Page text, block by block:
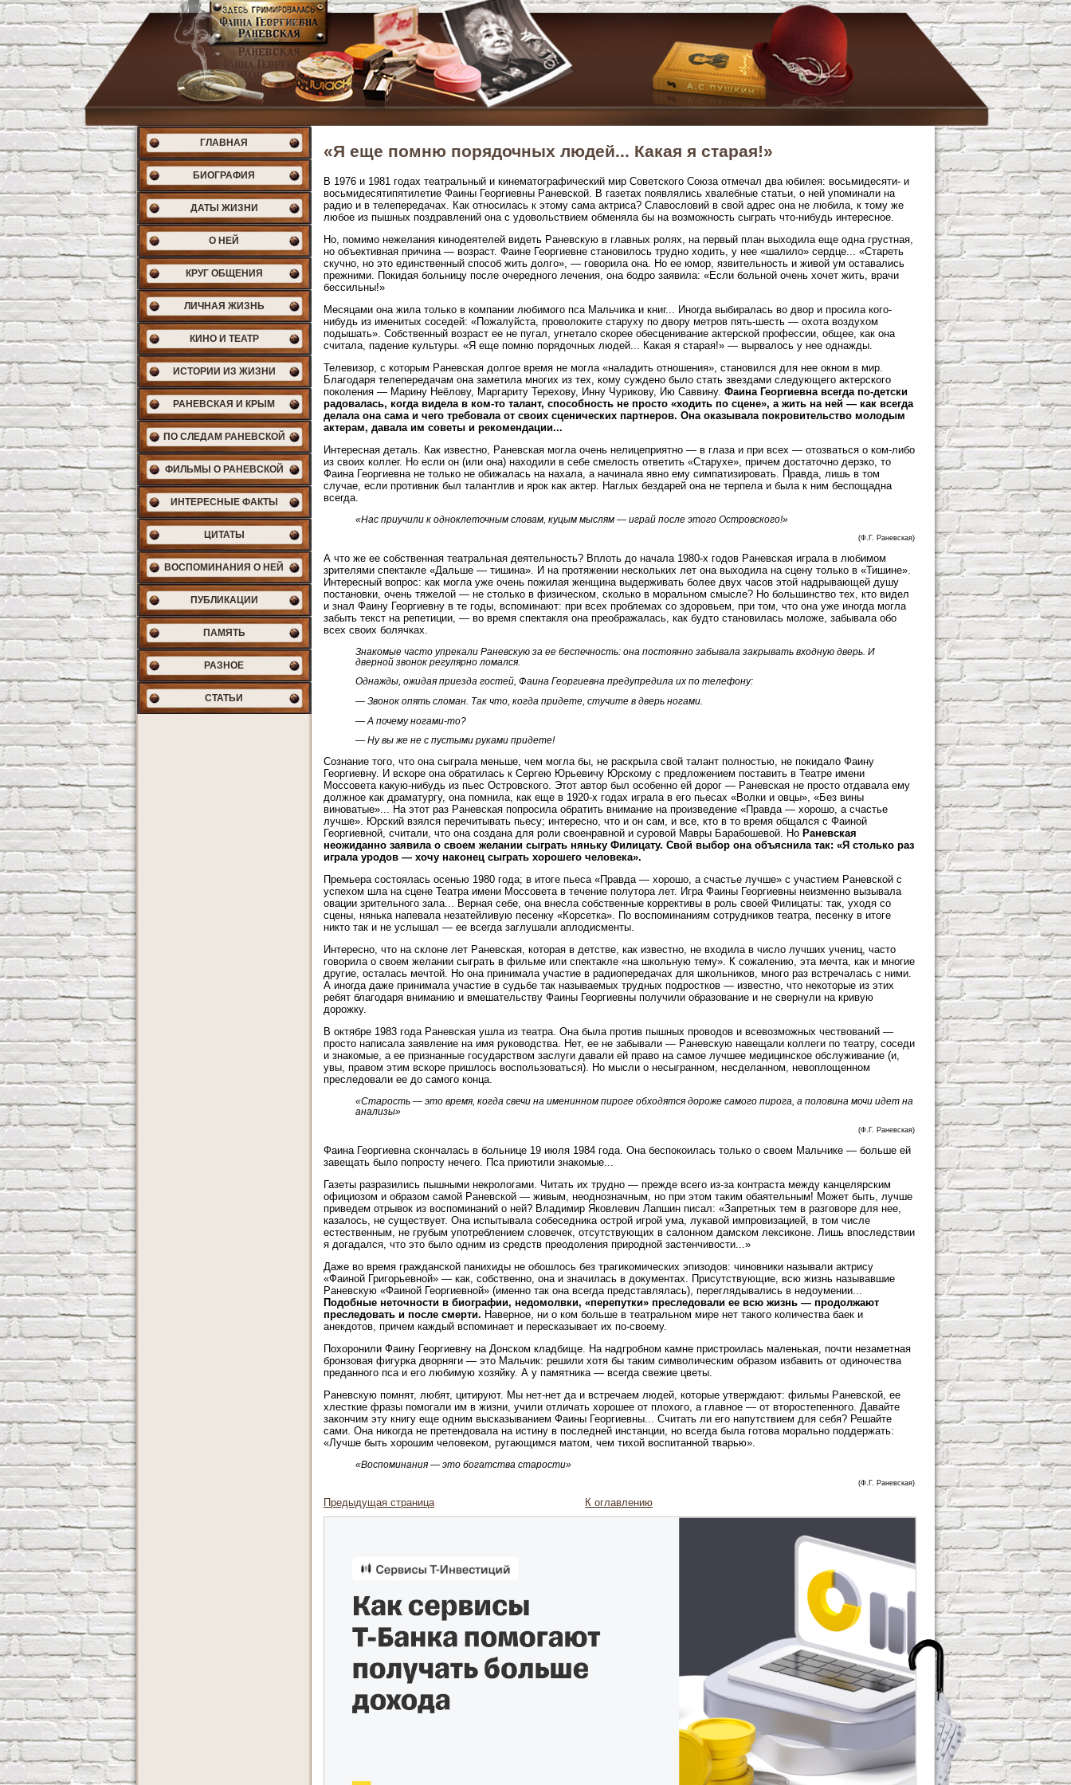
ГЛАВНАЯ
БИОГРАФИЯ
ДАТЫ ЖИЗНИ
О НЕЙ
КРУГ ОБЩЕНИЯ
ЛИЧНАЯ ЖИЗНЬ
КИНО И ТЕАТР
ИСТОРИИ ИЗ ЖИЗНИ
РАНЕВСКАЯ И КРЫМ
ПО СЛЕДАМ РАНЕВСКОЙ
ФИЛЬМЫ О РАНЕВСКОЙ
ИНТЕРЕСНЫЕ ФАКТЫ
ЦИТАТЫ
ВОСПОМИНАНИЯ О НЕЙ
ПУБЛИКАЦИИ
ПАМЯТЬ
РАЗНОЕ
СТАТЬИ
«Я еще помню порядочных людей... Какая я старая!»
В 1976 и 1981 годах театральный и кинематографический мир Советского Союза отмечал два юбилея: восьмидесяти- и
восьмидесятипятилетие Фаины Георгиевны Раневской. В газетах появлялись хвалебные статьи, о ней упоминали на
радио и в телепередачах. Как относилась к этому сама актриса? Славословий в свой адрес она не любила, к тому же
любое из пышных поздравлений она с удовольствием обменяла бы на возможность сыграть что-нибудь интересное.
Но, помимо нежелания кинодеятелей видеть Раневскую в главных ролях, на первый план выходила еще одна грустная,
но объективная причина — возраст. Фаине Георгиевне становилось трудно ходить, у нее «шалило» сердце... «Стареть
скучно, но это единственный способ жить долго», — говорила она. Но ее юмор, язвительность и живой ум оставались
прежними. Покидая больницу после очередного лечения, она бодро заявила: «Если больной очень хочет жить, врачи
бессильны!»
Месяцами она жила только в компании любимого пса Мальчика и книг... Иногда выбиралась во двор и просила кого-
нибудь из именитых соседей: «Пожалуйста, проволоките старуху по двору метров пять-шесть — охота воздухом
подышать». Собственный возраст ее не пугал, угнетало скорее обесценивание актерской профессии, общее, как она
считала, падение культуры. «Я еще помню порядочных людей... Какая я старая!» — вырвалось у нее однажды.
Телевизор, с которым Раневская долгое время не могла «наладить отношения», становился для нее окном в мир.
Благодаря телепередачам она заметила многих из тех, кому суждено было стать звездами следующего актерского
поколения — Марину Неёлову, Маргариту Терехову, Инну Чурикову, Ию Саввину. Фаина Георгиевна всегда по-детски
радовалась, когда видела в ком-то талант, способность не просто «ходить по сцене», а жить на ней — как всегда
делала она сама и чего требовала от своих сценических партнеров. Она оказывала покровительство молодым
актерам, давала им советы и рекомендации...
Интересная деталь. Как известно, Раневская могла очень нелицеприятно — в глаза и при всех — отозваться о ком-либо
из своих коллег. Но если он (или она) находили в себе смелость ответить «Старухе», причем достаточно дерзко, то
Фаина Георгиевна не только не обижалась на нахала, а начинала явно ему симпатизировать. Правда, лишь в том
случае, если противник был талантлив и ярок как актер. Наглых бездарей она не терпела и была к ним беспощадна
всегда.
«Нас приучили к одноклеточным словам, куцым мыслям — играй после этого Островского!»
(Ф.Г. Раневская)
А что же ее собственная театральная деятельность? Вплоть до начала 1980-х годов Раневская играла в любимом
зрителями спектакле «Дальше — тишина». И на протяжении нескольких лет она выходила на сцену только в «Тишине».
Интересный вопрос: как могла уже очень пожилая женщина выдерживать более двух часов этой надрывающей душу
постановки, очень тяжелой — не столько в физическом, сколько в моральном смысле? Но большинство тех, кто видел
и знал Фаину Георгиевну в те годы, вспоминают: при всех проблемах со здоровьем, при том, что она уже иногда могла
забыть текст на репетиции, — во время спектакля она преображалась, как будто становилась моложе, забывала обо
всех своих болячках.
Знакомые часто упрекали Раневскую за ее беспечность: она постоянно забывала закрывать входную дверь. И
дверной звонок регулярно ломался.
Однажды, ожидая приезда гостей, Фаина Георгиевна предупредила их по телефону:
— Звонок опять сломан. Так что, когда придете, стучите в дверь ногами.
— А почему ногами-то?
— Ну вы же не с пустыми руками придете!
Сознание того, что она сыграла меньше, чем могла бы, не раскрыла свой талант полностью, не покидало Фаину
Георгиевну. И вскоре она обратилась к Сергею Юрьевичу Юрскому с предложением поставить в Театре имени
Моссовета какую-нибудь из пьес Островского. Этот автор был особенно ей дорог — Раневская не просто отдавала ему
должное как драматургу, она помнила, как еще в 1920-х годах играла в его пьесах «Волки и овцы», «Без вины
виноватые»... На этот раз Раневская попросила обратить внимание на произведение «Правда — хорошо, а счастье
лучше». Юрский взялся перечитывать пьесу; интересно, что и он сам, и все, кто в то время общался с Фаиной
Георгиевной, считали, что она создана для роли своенравной и суровой Мавры Барабошевой. Но Раневская
неожиданно заявила о своем желании сыграть няньку Филицату. Свой выбор она объяснила так: «Я столько раз
играла уродов — хочу наконец сыграть хорошего человека».
Премьера состоялась осенью 1980 года; в итоге пьеса «Правда — хорошо, а счастье лучше» с участием Раневской с
успехом шла на сцене Театра имени Моссовета в течение полутора лет. Игра Фаины Георгиевны неизменно вызывала
овации зрительного зала... Верная себе, она внесла собственные коррективы в роль своей Филицаты: так, уходя со
сцены, нянька напевала незатейливую песенку «Корсетка». По воспоминаниям сотрудников театра, песенку в итоге
никто так и не услышал — ее всегда заглушали аплодисменты.
Интересно, что на склоне лет Раневская, которая в детстве, как известно, не входила в число лучших учениц, часто
говорила о своем желании сыграть в фильме или спектакле «на школьную тему». К сожалению, эта мечта, как и многие
другие, осталась мечтой. Но она принимала участие в радиопередачах для школьников, много раз встречалась с ними.
А иногда даже принимала участие в судьбе так называемых трудных подростков — известно, что некоторые из этих
ребят благодаря вниманию и вмешательству Фаины Георгиевны получили образование и не свернули на кривую
дорожку.
В октябре 1983 года Раневская ушла из театра. Она была против пышных проводов и всевозможных чествований —
просто написала заявление на имя руководства. Нет, ее не забывали — Раневскую навещали коллеги по театру, соседи
и знакомые, а ее признанные государством заслуги давали ей право на самое лучшее медицинское обслуживание (и,
увы, правом этим вскоре пришлось воспользоваться). Но мысли о несыгранном, несделанном, невоплощенном
преследовали ее до самого конца.
«Старость — это время, когда свечи на именинном пироге обходятся дороже самого пирога, а половина мочи идет на
анализы»
(Ф.Г. Раневская)
Фаина Георгиевна скончалась в больнице 19 июля 1984 года. Она беспокоилась только о своем Мальчике — больше ей
завещать было попросту нечего. Пса приютили знакомые...
Газеты разразились пышными некрологами. Читать их трудно — прежде всего из-за контраста между канцелярским
официозом и образом самой Раневской — живым, неоднозначным, но при этом таким обаятельным! Может быть, лучше
приведем отрывок из воспоминаний о ней? Владимир Яковлевич Лапшин писал: «Запретных тем в разговоре для нее,
казалось, не существует. Она испытывала собеседника острой игрой ума, лукавой импровизацией, в том числе
естественным, не грубым употреблением словечек, отсутствующих в салонном дамском лексиконе. Лишь впоследствии
я догадался, что это было одним из средств преодоления природной застенчивости...»
Даже во время гражданской панихиды не обошлось без трагикомических эпизодов: чиновники называли актрису
«Фаиной Григорьевной» — как, собственно, она и значилась в документах. Присутствующие, всю жизнь называвшие
Раневскую «Фаиной Георгиевной» (именно так она всегда представлялась), переглядывались в недоумении...
Подобные неточности в биографии, недомолвки, «перепутки» преследовали ее всю жизнь — продолжают
преследовать и после смерти. Наверное, ни о ком больше в театральном мире нет такого количества баек и
анекдотов, причем каждый вспоминает и пересказывает их по-своему.
Похоронили Фаину Георгиевну на Донском кладбище. На надгробном камне пристроилась маленькая, почти незаметная
бронзовая фигурка дворняги — это Мальчик: решили хотя бы таким символическим образом избавить от одиночества
преданного пса и его любимую хозяйку. А у памятника — всегда свежие цветы.
Раневскую помнят, любят, цитируют. Мы нет-нет да и встречаем людей, которые утверждают: фильмы Раневской, ее
хлесткие фразы помогали им в жизни, учили отличать хорошее от плохого, а главное — от второстепенного. Давайте
закончим эту книгу еще одним высказыванием Фаины Георгиевны... Считать ли его напутствием для себя? Решайте
сами. Она никогда не претендовала на истину в последней инстанции, но всегда была готова морально поддержать:
«Лучше быть хорошим человеком, ругающимся матом, чем тихой воспитанной тварью».
«Воспоминания — это богатства старости»
(Ф.Г. Раневская)
Предыдущая страница К оглавлению